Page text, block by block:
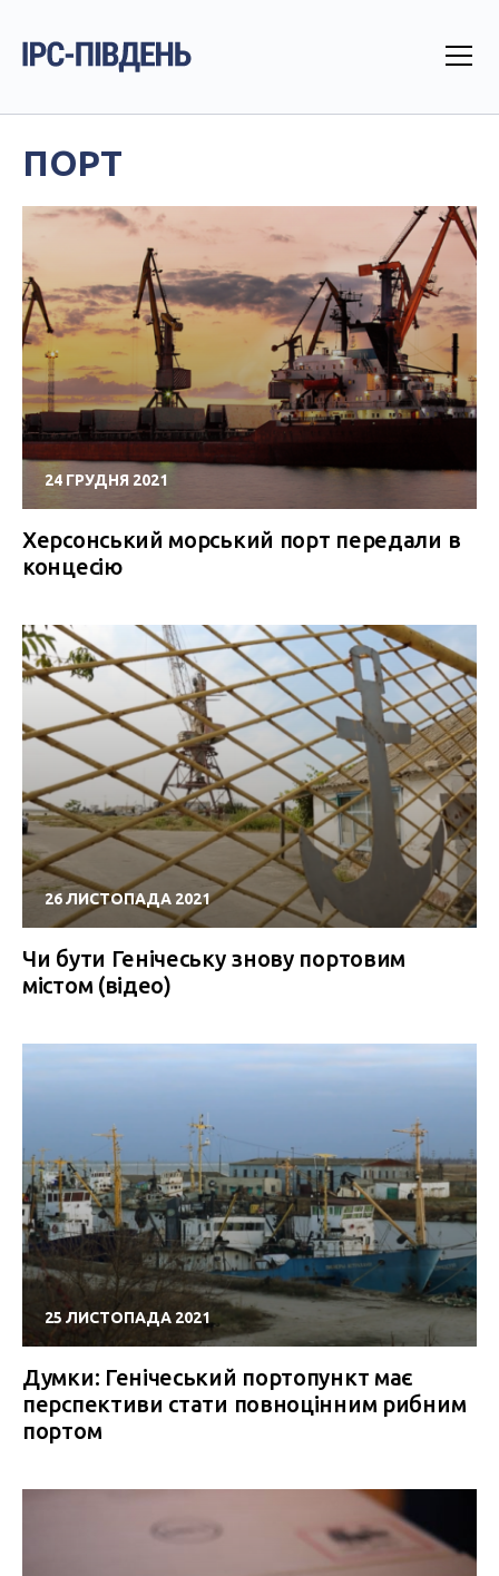
ПОРТ
24 ГРУДНЯ 2021
Херcонський морський порт передали в
концесію
26 ЛИСТОПАДА 2021
Чи бути Генічеську знову портовим
містом (відео)
25 ЛИСТОПАДА 2021
Думки: Генічеський портопункт має
перспективи стати повноцінним рибним
портом